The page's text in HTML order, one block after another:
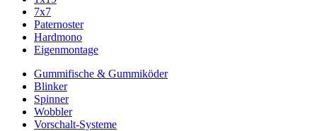
7x7
Paternoster
Hardmono
Eigenmontage
Gummifische & Gummiköder
Blinker
Spinner
Wobbler
Vorschalt-Systeme